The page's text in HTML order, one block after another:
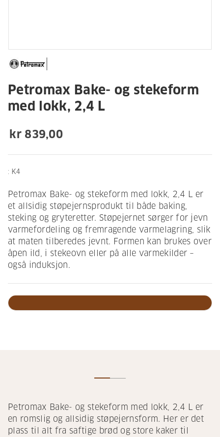
Petromax Bake- og stekeform
med lokk, 2,4 L
kr 839,00
: K4
Petromax Bake- og stekeform med lokk, 2,4 L er
et allsidig støpejernsprodukt til både baking,
steking og gryteretter. Støpejernet sørger for jevn
varmefordeling og fremragende varmelagring, slik
at maten tilberedes jevnt. Formen kan brukes over
åpen ild, i stekeovn eller på alle varmekilder –
også induksjon.
Petromax Bake- og stekeform med lokk, 2,4 L er
en romslig og allsidig støpejernsform. Her er det
plass til alt fra saftige brød og store kaker til